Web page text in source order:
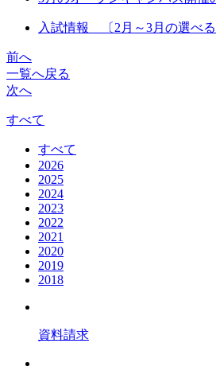
入試情報 〔2月～3月の選べ
前へ
一覧へ戻る
次へ
すべて
すべて
2026
2025
2024
2023
2022
2021
2020
2019
2018
資料請求